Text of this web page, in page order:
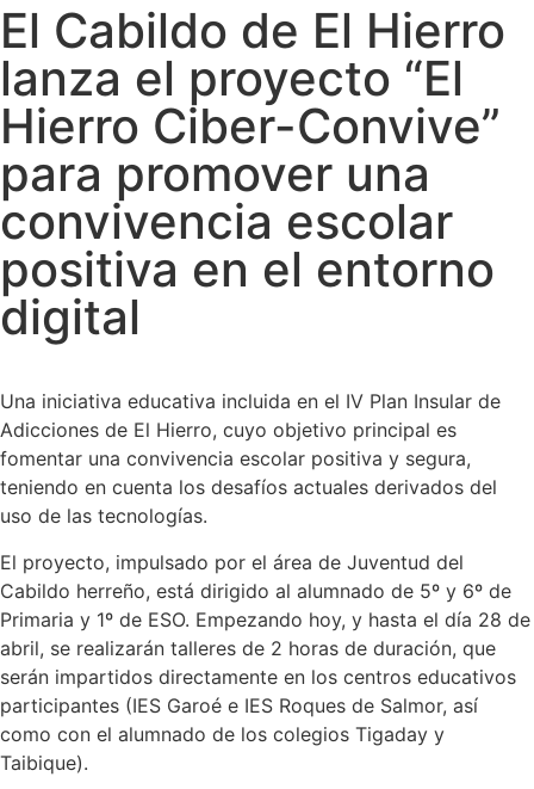
El Cabildo de El Hierro
lanza el proyecto “El
Hierro Ciber-Convive”
para promover una
convivencia escolar
positiva en el entorno
digital
Una iniciativa educativa incluida en el IV Plan Insular de
Adicciones de El Hierro, cuyo objetivo principal es
fomentar una convivencia escolar positiva y segura,
teniendo en cuenta los desafíos actuales derivados del
uso de las tecnologías.
El proyecto, impulsado por el área de Juventud del
Cabildo herreño, está dirigido al alumnado de 5º y 6º de
Primaria y 1º de ESO. Empezando hoy, y hasta el día 28 de
abril, se realizarán talleres de 2 horas de duración, que
serán impartidos directamente en los centros educativos
participantes (IES Garoé e IES Roques de Salmor, así
como con el alumnado de los colegios Tigaday y
Taibique).